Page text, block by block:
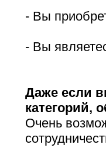
- Вы
- Вы
Даже если
категорий,
Очень